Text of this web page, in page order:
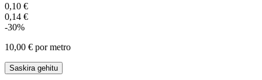
0,10 €
0,14 €
-30%
10,00 € por metro
Saskira gehitu